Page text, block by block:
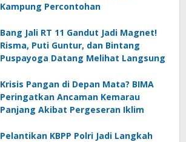
Kampung Percontohan
Bang Jali RT 11 Gandut Jadi Magnet!
Risma, Puti Guntur, dan Bintang
Puspayoga Datang Melihat Langsung
Krisis Pangan di Depan Mata? BIMA
Peringatkan Ancaman Kemarau
Panjang Akibat Pergeseran Iklim
Pelantikan KBPP Polri Jadi Langkah